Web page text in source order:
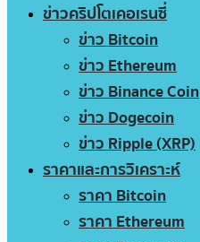
ข่าวคริปโตเคอเรนซี่
ข่าว Bitcoin
ข่าว Ethereum
ข่าว Binance Coin
ข่าว Dogecoin
ข่าว Ripple (XRP)
ราคาและการวิเคราะห์
ราคา Bitcoin
ราคา Ethereum